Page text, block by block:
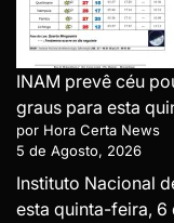
INAM prevê céu
graus para esta
por Hora Certa News
5 de Agosto, 2026
Instituto Nacional
esta quinta-feira, 6